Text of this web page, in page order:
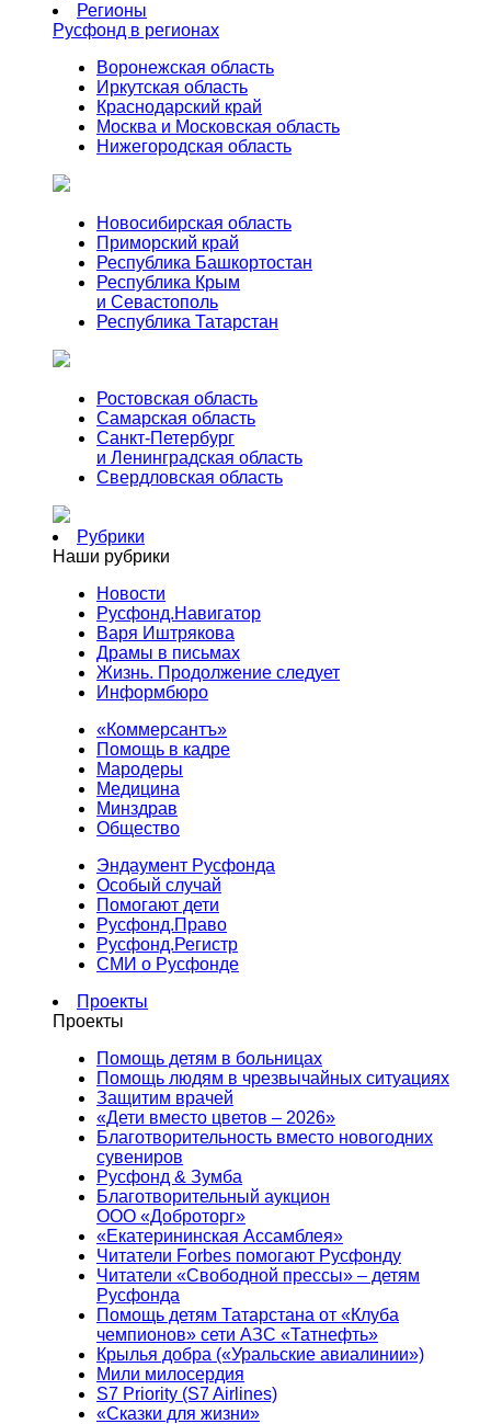
Регионы
Русфонд в регионах
Воронежская область
Иркутская область
Краснодарский край
Москва и Московская область
Нижегородская область
Новосибирская область
Приморский край
Республика Башкортостан
Республика Крым
и Севастополь
Республика Татарстан
Ростовская область
Самарская область
Санкт-Петербург
и Ленинградская область
Свердловская область
Рубрики
Наши рубрики
Новости
Русфонд.Навигатор
Варя Иштрякова
Драмы в письмах
Жизнь. Продолжение следует
Информбюро
«Коммерсантъ»
Помощь в кадре
Мародеры
Медицина
Минздрав
Общество
Эндаумент Русфонда
Особый случай
Помогают дети
Русфонд.Право
Русфонд.Регистр
СМИ о Русфонде
Проекты
Проекты
Помощь детям в больницах
Помощь людям в чрезвычайных ситуациях
Защитим врачей
«Дети вместо цветов – 2026»
Благотворительность вместо новогодних
сувениров
Русфонд & Зумба
Благотворительный аукцион
ООО «Доброторг»
«Екатерининская Ассамблея»
Читатели Forbes помогают Русфонду
Читатели «Свободной прессы» – детям
Русфонда
Помощь детям Татарстана от «Клуба
чемпионов» сети АЗС «Татнефть»
Крылья добра («Уральские авиалинии»)
Мили милосердия
S7 Priority (S7 Airlines)
«Сказки для жизни»